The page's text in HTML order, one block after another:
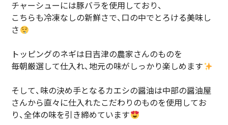
チャーシューには豚バラを使用しており、
こちらも冷凍なしの新鮮さで、口の中でとろける美味し
さ
トッピングのネギは日吉津の農家さんのものを
毎朝厳選して仕入れ、地元の味がしっかり楽しめます
そして、味の決め手となるカエシの醤油は中部の醤油屋
さんから直々に仕入れたこだわりのものを使用してお
り、全体の味を引き締めています